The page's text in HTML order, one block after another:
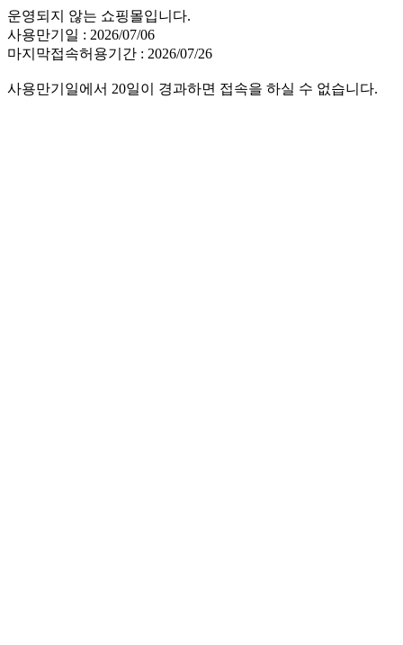
운영되지 않는 쇼핑몰입니다.
사용만기일 : 2026/07/06
마지막접속허용기간 : 2026/07/26
사용만기일에서 20일이 경과하면 접속을 하실 수 없습니다.